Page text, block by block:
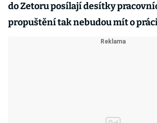
do Zetoru posílají desítky
propuštění tak nebudou mít o